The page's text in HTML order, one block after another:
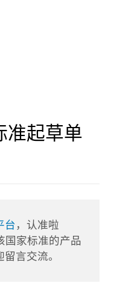
准起草单
台 ，认准啦
国家标准的产品
留言交流。